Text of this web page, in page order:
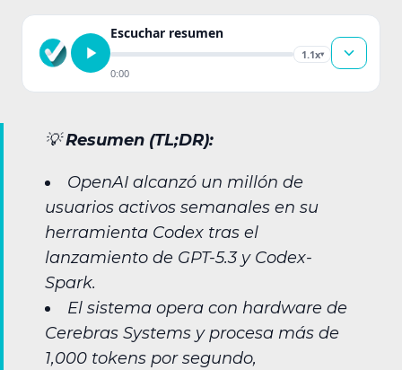
Escuchar resumen
1.1x▾
0:00
💡Resumen (TL;DR):
OpenAI alcanzó un millón de
usuarios activos semanales en su
herramienta Codex tras el
lanzamiento de GPT-5.3 y Codex-
Spark.
El sistema opera con hardware de
Cerebras Systems y procesa más de
1,000 tokens por segundo,